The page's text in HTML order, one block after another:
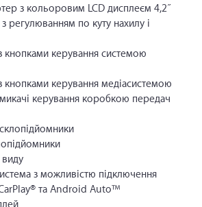
з кольоровим LCD дисплеєм 4,2˝
регулюванням по куту нахилу і
кнопками керування системою
кнопками керування медіасистемою
керування коробкою передач
виду
з можливістю підключення
та Android Auto™